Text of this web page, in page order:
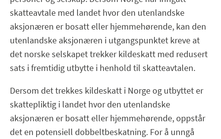
skatteavtale med landet hvor den utenlandske
aksjonæren er bosatt eller hjemmehørende, kan den
utenlandske aksjonæren i utgangspunktet kreve at
det norske selskapet trekker kildeskatt med redusert
sats i fremtidig utbytte i henhold til skatteavtalen.
Dersom det trekkes kildeskatt i Norge og utbyttet er
skattepliktig i landet hvor den utenlandske
aksjonæren er bosatt eller hjemmehørende, oppstår
det en potensiell dobbeltbeskatning. For å unngå